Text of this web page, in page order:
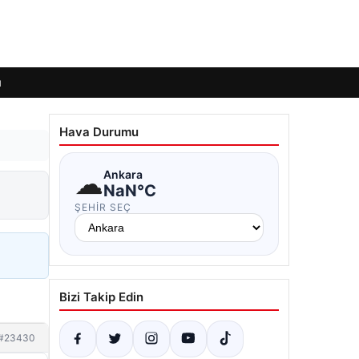
Hava Durumu
☁Ankara
NaN°C
ŞEHIR SEÇ
Bizi Takip Edin